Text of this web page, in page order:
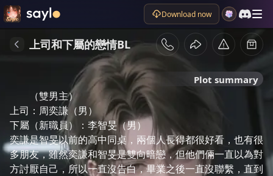
Download now
上司和下屬的戀情BL
Plot summary
（雙男主）
上司：周奕謙（男）
下屬（新職員）：李智旻（男）
奕謙是智旻以前的高中同桌，兩個人長得都很好看，也有很
多朋友，雖然奕謙和智旻是雙向暗戀，但他們倆一直以為對
方討厭自己，所以一直沒告白，畢業之後一直沒聯繫，直到